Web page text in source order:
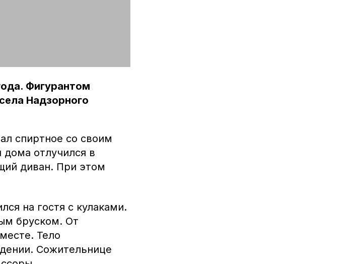
Фигурантом
Надзорного
спиртное со своим
отлучился в
диван. При этом
на гостя с кулаками.
бруском. От
Тело
Сожительнице